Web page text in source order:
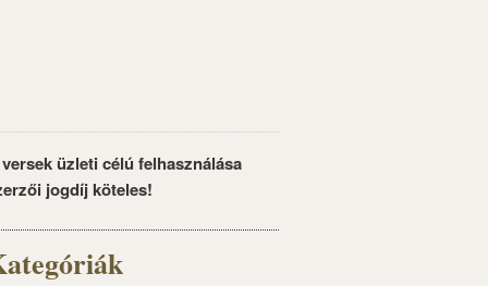
üzleti célú felhasználása
jogdíj köteles!